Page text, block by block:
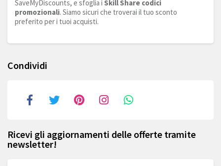
SaveMyDiscounts, e sfoglia i Skill Share codici
promozionali. Siamo sicuri che troverai il tuo sconto
preferito per i tuoi acquisti.
Condividi
Ricevi gli aggiornamenti delle offerte tramite
newsletter!